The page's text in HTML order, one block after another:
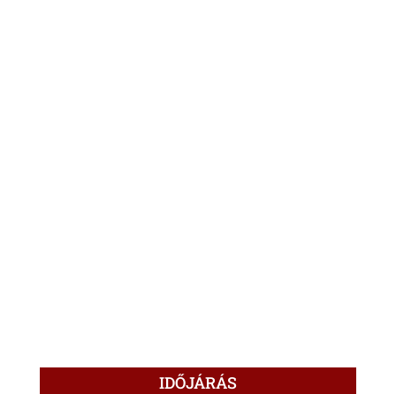
IDŐJÁRÁS